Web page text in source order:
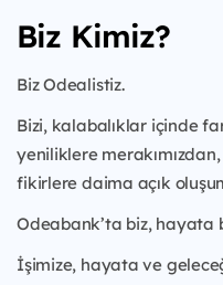
Biz Kimiz?
Biz Odealistiz.
Bizi, kalabalıklar içinde
yeniliklere
fikirlere daima açık
Odeabank’ta biz, hayata
İşimize, hayata ve